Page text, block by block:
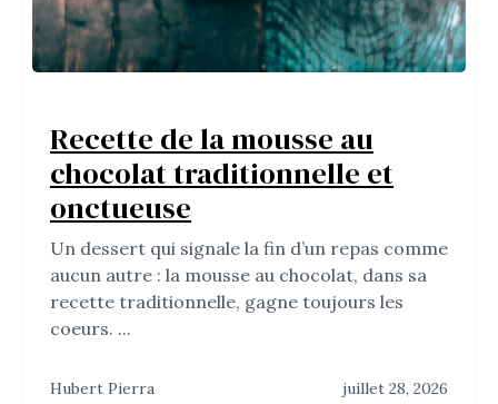
Recette de la mousse au
chocolat traditionnelle et
onctueuse
Un dessert qui signale la fin d’un repas comme
aucun autre : la mousse au chocolat, dans sa
recette traditionnelle, gagne toujours les
coeurs. ...
Hubert Pierra juillet 28, 2026